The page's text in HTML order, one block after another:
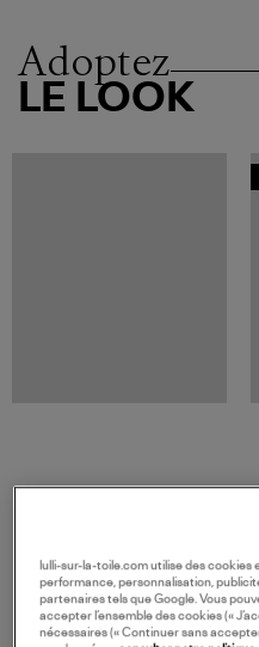
Adoptez
LE LOOK
VOS DERNIERS
lulli-sur-la-toile.com utilise des cookies
performance, personnalisation,
partenaires tels que Google. Vous
accepter l’ensemble des cookies («
nécessaires (« Continuer sans